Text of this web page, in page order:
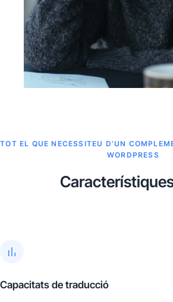
TOT EL QUE NECESSITEU D'UN
WORDPRESS
Capacitats de traducció